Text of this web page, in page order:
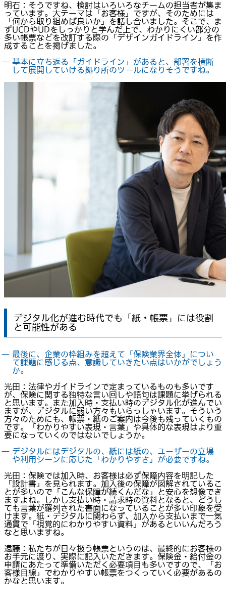
明石：そうですね、検討はいろいろなチームの担当者が集ま
っています。大テーマは「お客様」ですが、そのためには
「何から取り組めば良いか」を話し合いました。そこで、ま
ずUCDやUDをしっかりと学んだ上で、わかりにくい部分の
多い帳票などを改訂する際の「デザインガイドライン」を作
成することを掲げました。
― 基本に立ち返る「ガイドライン」があると、部署を横断
して展開していける拠り所のツールになりそうですね。
デジタル化が進む時代でも「紙・帳票」には役割
と可能性がある
― 最後に、企業の枠組みを超えて「保険業界全体」につい
て課題に感じる点、意識していきたい点はいかがでしょう
か。
光田：法律やガイドラインで定まっているものも多いです
が、保険に関する独特な言い回しや語句は課題に挙げられる
と思います。また加入時・支払い時のデジタル化が進んでい
ますが、デジタルに弱い方々もいらっしゃいます。そういう
方々のためにも、帳票・紙のご案内は今後も残っていくもの
です。「わかりやすい表現・言葉」や具体的な表現はより重
要になっていくのではないでしょうか。
― デジタルにはデジタルの、紙には紙の、ユーザーの立場
や利用シーンに応じた「わかりやすさ」が必要ですね。
光田：保険では加入時、お客様は必ず保障内容を明記した
「設計書」を見られます。加入後の保障が図解されているこ
とが多いので「こんな保障が続くんだな」と安心を想像でき
ますよね。しかし支払い時・請求時の資料となると、どうし
ても言葉が羅列された書面になっていることが多い印象を受
けます。紙・デジタルに関わらず、加入から支払いまで一気
通貫で「視覚的にわかりやすい資料」があるといいんだろう
なと思いますね。
遠藤：私たちが日々扱う帳票というのは、最終的にお客様の
お手元に渡り、実際に記入いただきます。保険金・給付金の
申請にあたって準備いただく必要項目も多いですので、「お
客様目線」でわかりやすい帳票をつくっていく必要があるの
かなと思います。